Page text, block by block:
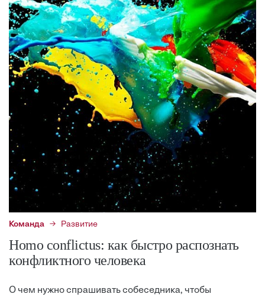
Команда Развитие
Homo conflictus: как быстро распознать
конфликтного человека
О чем нужно спрашивать собеседника, чтобы